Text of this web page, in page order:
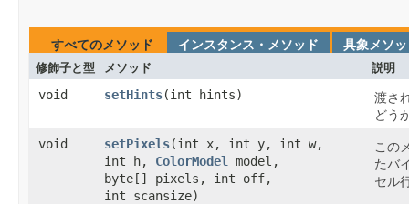
すべてのメソッド インスタンス・メソッド
具象メソ
修飾子と型
メソッド 説明
void setHints​(int hints)
渡さ
どう
void setPixels​(int x, int y, int w,
int h, ColorModel
model,
byte[] pixels, int off,
int scansize)
この
たバ
セル